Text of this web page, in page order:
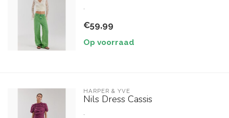
€59,99
Op voorraad
HARPER & YVE
Nils Dress Cassis